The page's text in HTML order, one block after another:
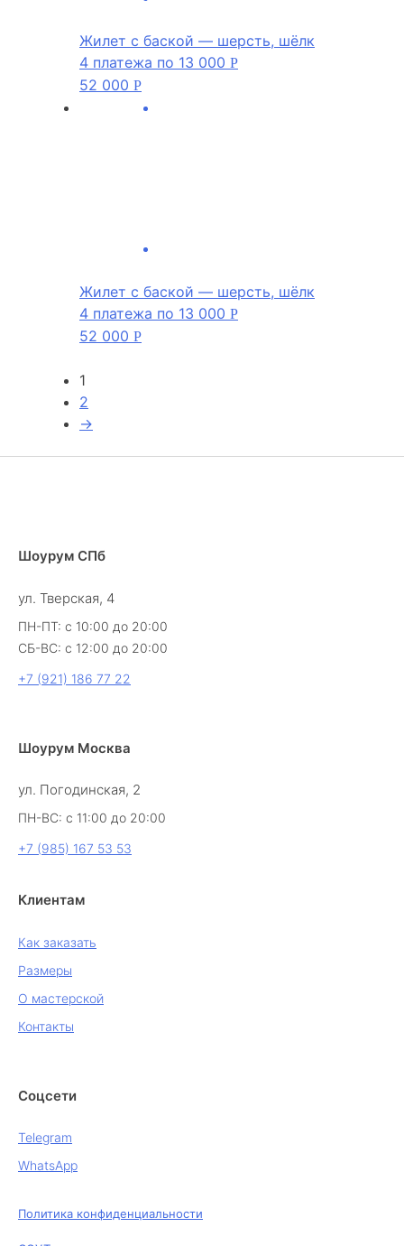
Жилет с баской — шерсть, шёлк
4 платежа по 13 000 Р
52 000 Р
Жилет с баской — шерсть, шёлк
4 платежа по 13 000 Р
52 000 Р
1
2
→
Шоурум СПб
ул. Тверская, 4
ПН-ПТ: с 10:00 до 20:00
СБ-ВС: с 12:00 до 20:00
+7 (921) 186 77 22
Шоурум Москва
ул. Погодинская, 2
ПН-ВС: с 11:00 до 20:00
+7 (985) 167 53 53
Клиентам
Как заказать
Размеры
О мастерской
Контакты
Соцсети
Telegram
WhatsApp
Политика конфиденциальности